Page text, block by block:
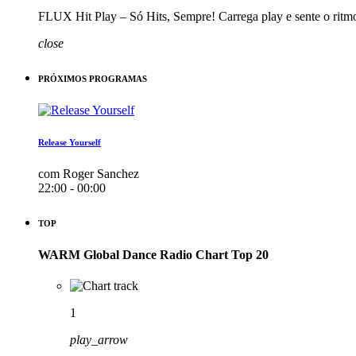
FLUX Hit Play – Só Hits, Sempre! Carrega play e sente o
close
PRÓXIMOS PROGRAMAS
Release Yourself
com Roger Sanchez
22:00 - 00:00
TOP
WARM Global Dance Radio Chart Top 20
1
play_arrow